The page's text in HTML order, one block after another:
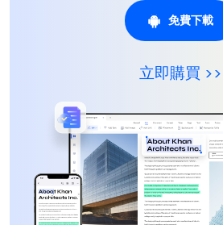
免費下載
立即購買 >>